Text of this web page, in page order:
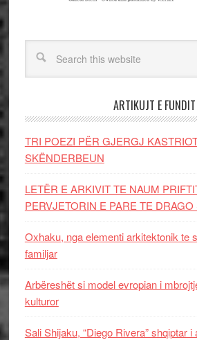
ARTIKUJT E FUNDIT
TRI POEZI PËR GJERGJ
SKËNDERBEUN
LETËR E ARKIVIT TE NAUM
PERVJETORIN E PARE TE DRAGO
Oxhaku, nga elementi arkitektonik te
familjar
Arbëreshët si model evropian i
kulturor
Sali Shijaku, “Diego Rivera” shqiptar